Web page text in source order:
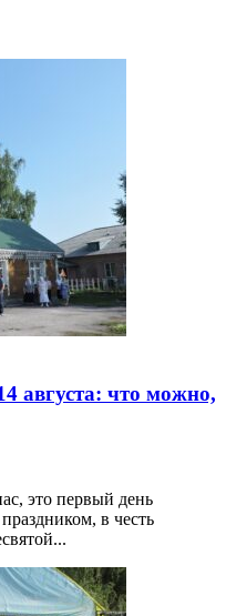
августа: что можно,
это первый день
в честь